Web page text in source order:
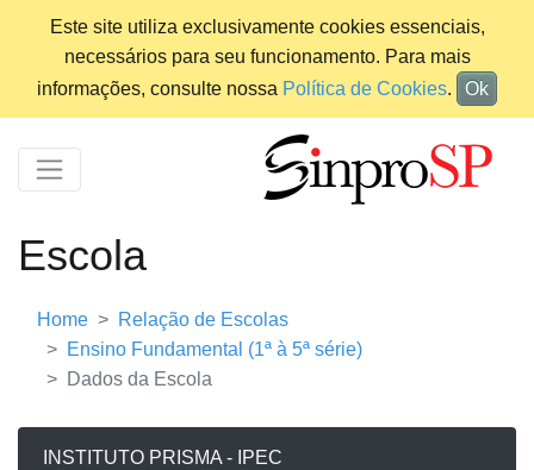
Este site utiliza exclusivamente cookies essenciais,
necessários para seu funcionamento. Para mais
informações, consulte nossa Política de Cookies. Ok
Escola
Home
Relação de Escolas
Ensino Fundamental (1ª à 5ª série)
Dados da Escola
INSTITUTO PRISMA - IPEC